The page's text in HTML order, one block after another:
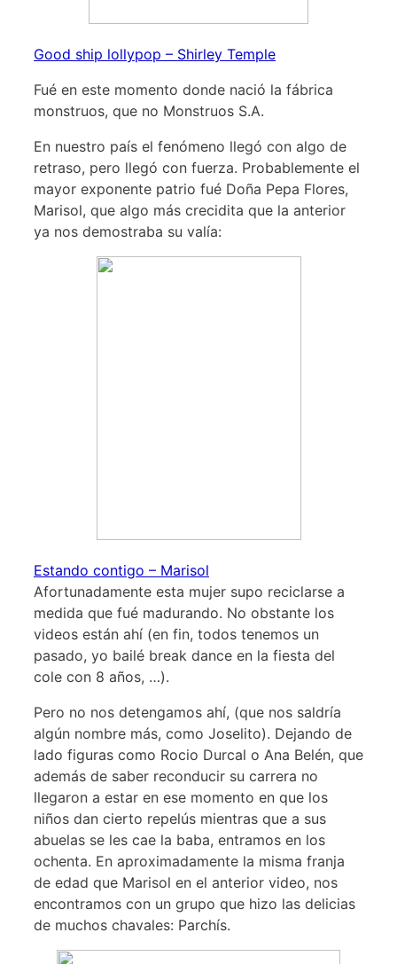
Good ship lollypop – Shirley Temple
Fué en este momento donde nació la fábrica
monstruos, que no Monstruos S.A.
En nuestro país el fenómeno llegó con algo de
retraso, pero llegó con fuerza. Probablemente el
mayor exponente patrio fué Doña Pepa Flores,
Marisol, que algo más crecidita que la anterior
ya nos demostraba su valía:
Estando contigo – Marisol
Afortunadamente esta mujer supo reciclarse a
medida que fué madurando. No obstante los
videos están ahí (en fin, todos tenemos un
pasado, yo bailé break dance en la fiesta del
cole con 8 años, …).
Pero no nos detengamos ahí, (que nos saldría
algún nombre más, como Joselito). Dejando de
lado figuras como Rocio Durcal o Ana Belén, que
además de saber reconducir su carrera no
llegaron a estar en ese momento en que los
niños dan cierto repelús mientras que a sus
abuelas se les cae la baba, entramos en los
ochenta. En aproximadamente la misma franja
de edad que Marisol en el anterior video, nos
encontramos con un grupo que hizo las delicias
de muchos chavales: Parchís.